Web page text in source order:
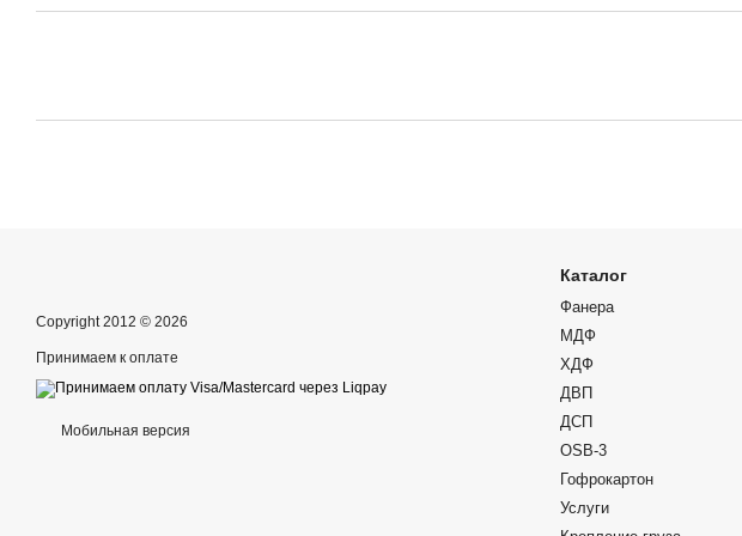
Copyright 2012 © 2026
Принимаем к оплате
Мобильная версия
Каталог
Фанера
МДФ
ХДФ
ДВП
ДСП
OSB-3
Гофрокартон
Услуги